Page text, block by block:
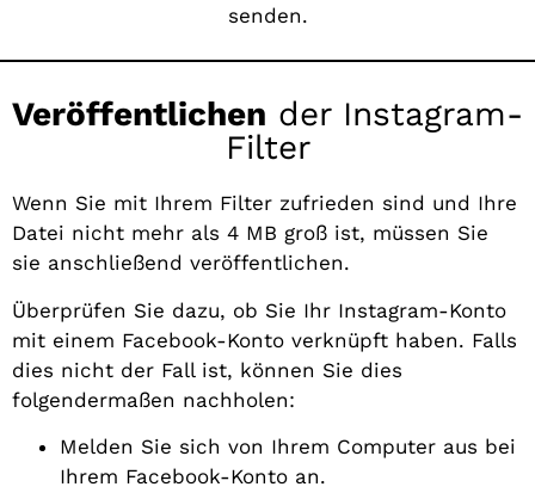
senden.
Veröffentlichen der Instagram-
Filter
Wenn Sie mit Ihrem Filter zufrieden sind und Ihre
Datei nicht mehr als 4 MB groß ist, müssen Sie
sie anschließend veröffentlichen.
Überprüfen Sie dazu, ob Sie Ihr Instagram-Konto
mit einem Facebook-Konto verknüpft haben. Falls
dies nicht der Fall ist, können Sie dies
folgendermaßen nachholen:
Melden Sie sich von Ihrem Computer aus bei
Ihrem Facebook-Konto an.